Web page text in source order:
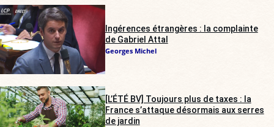
Ingérences étrangères : la complainte
de Gabriel Attal
Georges Michel
[L’ÉTÉ BV] Toujours plus de taxes : la
France s’attaque désormais aux serres
de jardin